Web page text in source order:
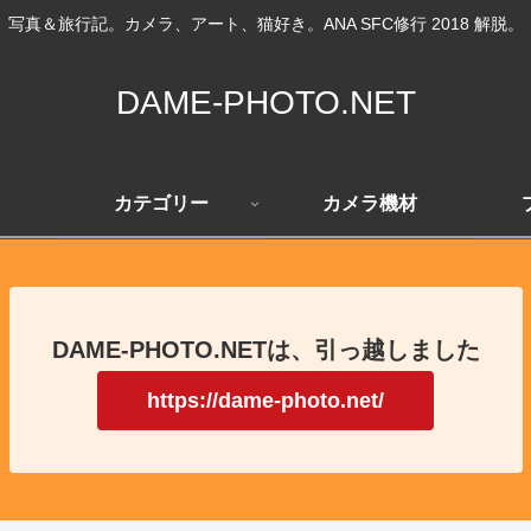
写真＆旅行記。カメラ、アート、猫好き。ANA SFC修行 2018 解脱。
DAME-PHOTO.NET
カテゴリー カメラ機材
DAME-PHOTO.NETは、引っ越しました
https://dame-photo.net/